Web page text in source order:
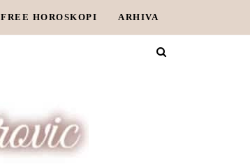
FREE HOROSKOPI ARHIVA